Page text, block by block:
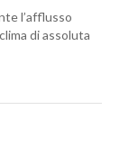
l’afflusso
di assoluta